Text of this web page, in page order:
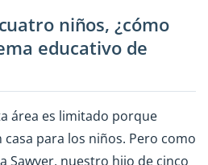
niños, ¿cómo
educativo de
área es limitado porque
casa para los niños. Pero como
Sawyer, nuestro hijo de cinco